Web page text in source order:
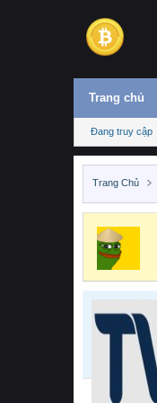
Trang chủ
Đang truy cập
Trang Chủ